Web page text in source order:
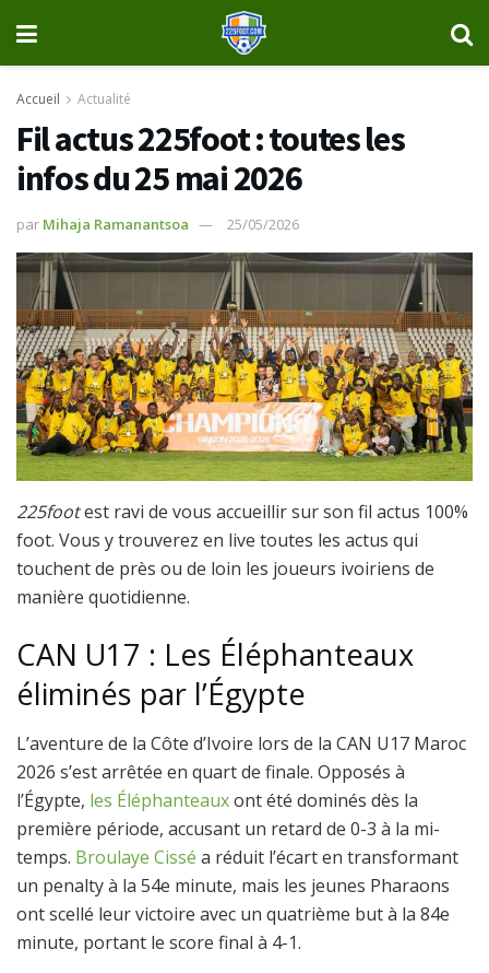
Accueil Actualité
Fil actus 225foot : toutes les
infos du 25 mai 2026
par Mihaja Ramanantsoa 25/05/2026
225footest ravi de vous accueillir sur son fil actus 100%
foot. Vous y trouverez en live toutes les actus qui
touchent de près ou de loin les joueurs ivoiriens de
manière quotidienne.
CAN U17 : Les Éléphanteaux
éliminés par l’Égypte
L’aventure de la Côte d’Ivoire lors de la CAN U17 Maroc
2026 s’est arrêtée en quart de finale. Opposés à
l’Égypte, les Éléphanteauxont été dominés dès la
première période, accusant un retard de 0-3 à la mi-
temps. Broulaye Cissé a réduit l’écart en transformant
un penalty à la 54e minute, mais les jeunes Pharaons
ont scellé leur victoire avec un quatrième but à la 84e
minute, portant le score final à 4-1.